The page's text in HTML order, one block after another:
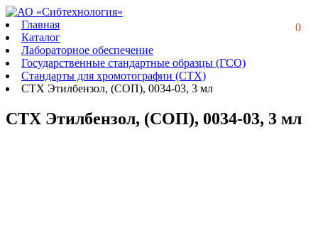
0
Главная
Каталог
Лабораторное обеспечение
Государственные стандартные образцы (ГСО)
Стандарты для хромотографии (СТХ)
СТХ Этилбензол, (СОП), 0034-03, 3 мл
СТХ Этилбензол, (СОП), 0034-03, 3 мл